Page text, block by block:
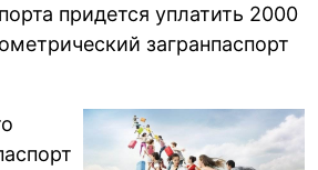
придется уплатить 2000
загранпаспорт